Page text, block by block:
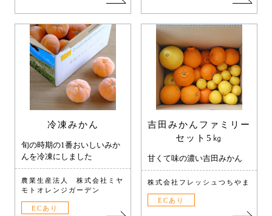
冷凍みかん
旬の時期の1番おいしいみか
んを冷凍にしました
農業生産法人 株式会社ミヤ
モトオレンジガーデン
ECあり
吉田みかんファミリー
セット5㎏
甘くて味の濃い吉田みかん
株式会社フレッシュつちやま
ECあり